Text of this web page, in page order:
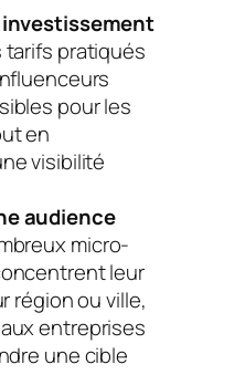
tarifs pratiqués
pour les
en
visibilité
audience
micro-
leur
région ou ville,
entreprises
une cible